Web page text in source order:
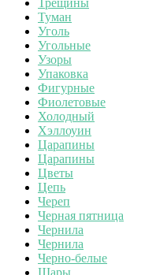
Туман
Уголь
Угольные
Узоры
Упаковка
Фигурные
Фиолетовые
Холодный
Хэллоуин
Царапины
Царапины
Цветы
Цепь
Череп
Черная пятница
Чернила
Чернила
Черно-белые
Шары